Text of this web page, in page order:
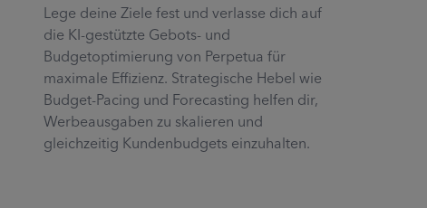
Lege deine Ziele fest und verlasse dich auf
die KI-gestützte Gebots- und
Budgetoptimierung von Perpetua für
maximale Effizienz. Strategische Hebel wie
Budget-Pacing und Forecasting helfen dir,
Werbeausgaben zu skalieren und
gleichzeitig Kundenbudgets einzuhalten.